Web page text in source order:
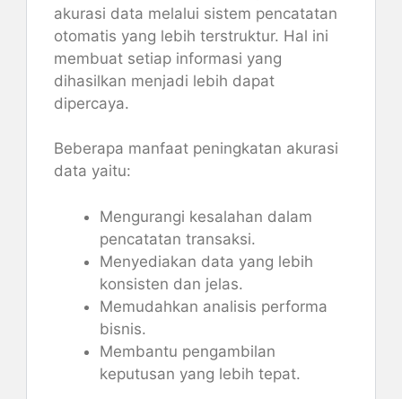
akurasi data melalui sistem pencatatan
otomatis yang lebih terstruktur. Hal ini
membuat setiap informasi yang
dihasilkan menjadi lebih dapat
dipercaya.
Beberapa manfaat peningkatan akurasi
data yaitu:
Mengurangi kesalahan dalam
pencatatan transaksi.
Menyediakan data yang lebih
konsisten dan jelas.
Memudahkan analisis performa
bisnis.
Membantu pengambilan
keputusan yang lebih tepat.